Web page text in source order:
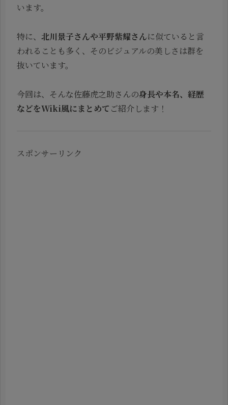
います。
特に、 北川景子さんや平野紫耀さんに似ていると言
われることも多く、そのビジュアルの美しさは群を
抜いています。
今回は、そんな佐藤虎之助さんの身長や本名、経歴
などをWiki風にまとめて ご紹介します！
スポンサーリンク